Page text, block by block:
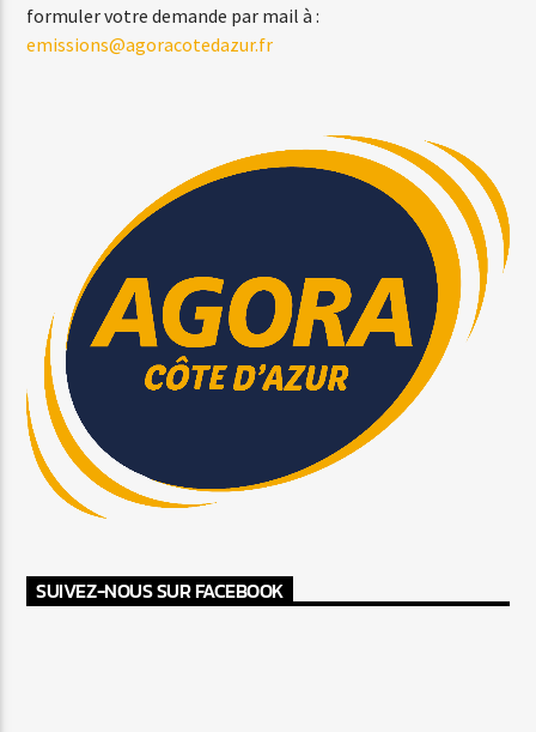
formuler votre demande par mail à :
emissions@agoracotedazur.fr
SUIVEZ-NOUS SUR FACEBOOK